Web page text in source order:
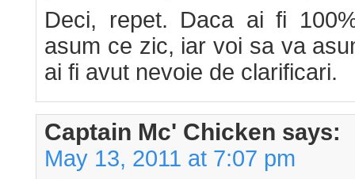
Deci, repet. Daca ai fi
asum ce zic, iar voi sa va
ai fi avut nevoie de clarificari.
Captain Mc' Chicken says:
May 13, 2011 at 7:07 pm